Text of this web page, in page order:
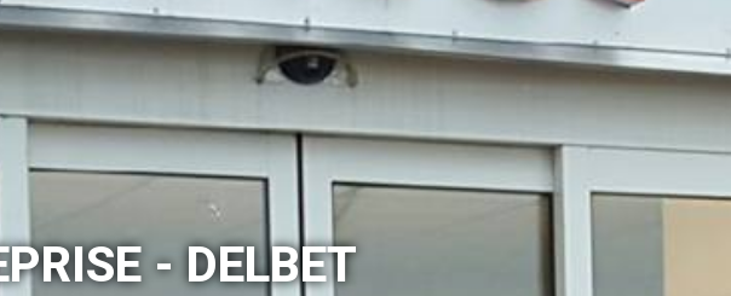
- DELBET